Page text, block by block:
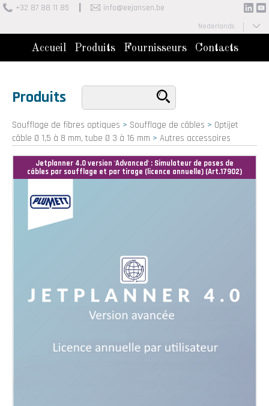
+32 87 88 11 85 info@eejansen.be
Nederlands
Français
Accueil Produits Fournisseurs Contacts
Produits
Soufflage de fibres optiques > Soufflage de câbles > Optijet
câble Ø 1,5 à 8 mm, tube Ø 3 à 16 mm > Autres accessoires
Jetplanner 4.0 version 'Advanced' : Simulateur de poses de
câbles par soufflage et par tirage (licence annuelle) (Art.17902)